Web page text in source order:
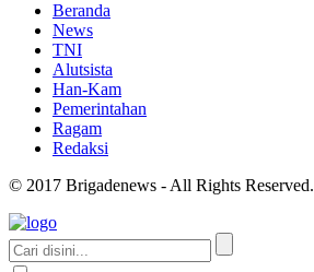
Beranda
News
TNI
Alutsista
Han-Kam
Pemerintahan
Ragam
Redaksi
© 2017 Brigadenews - All Rights Reserved.